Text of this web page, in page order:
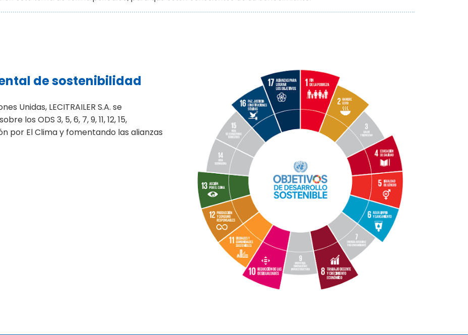
de sostenibilidad
Unidas, LECITRAILER S.A. se
los ODS 3, 5, 6, 7, 9, 11, 12, 15,
por El Clima y fomentando las alianzas